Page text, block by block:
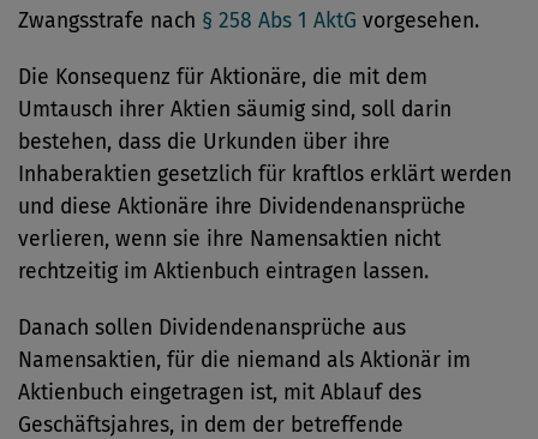
Zwangsstrafe nach § 258 Abs 1 AktG vorgesehen.
Die Konsequenz für Aktionäre, die mit dem
Umtausch ihrer Aktien säumig sind, soll darin
bestehen, dass die Urkunden über ihre
Inhaberaktien gesetzlich für kraftlos erklärt werden
und diese Aktionäre ihre Dividendenansprüche
verlieren, wenn sie ihre Namensaktien nicht
rechtzeitig im Aktienbuch eintragen lassen.
Danach sollen Dividendenansprüche aus
Namensaktien, für die niemand als Aktionär im
Aktienbuch eingetragen ist, mit Ablauf des
Geschäftsjahres, in dem der betreffende